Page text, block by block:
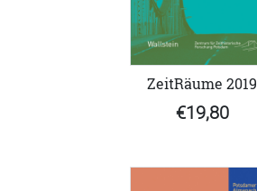
ZeitRäume 2019
€19,80